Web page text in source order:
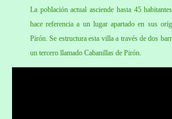
La población actual asciende hasta 45
hace referencia a un lugar apartado en sus
Pirón. Se estructura esta villa a través de dos
un tercero llamado Cabanillas de Pirón.